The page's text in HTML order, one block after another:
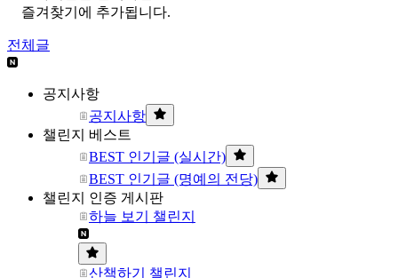
즐겨찾기에 추가됩니다.
전체글
공지사항
공지사항
챌린지 베스트
BEST 인기글 (실시간)
BEST 인기글 (명예의 전당)
챌린지 인증 게시판
하늘 보기 챌린지
산책하기 챌린지